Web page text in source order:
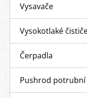
Vysavače
Vysokotlaké
Čerpadla
Pushrod potrubní